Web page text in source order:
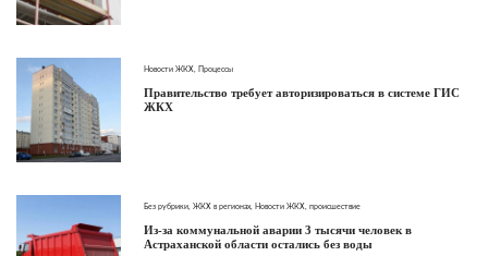
Новости ЖКХ Процессы
Правительство требует авторизироваться в системе ГИС
ЖКХ
Без рубрики ЖКХ в регионах Новости ЖКХ происшествие
Из-за коммунальной аварии 3 тысячи человек в
Астраханской области остались без воды